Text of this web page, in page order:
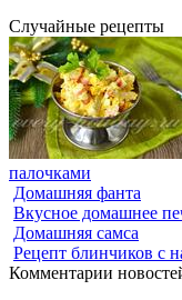
Случайные рецепты
палочками
Домашняя фанта
Вкусное домашнее
Домашняя самса
Рецепт блинчиков с
Комментарии